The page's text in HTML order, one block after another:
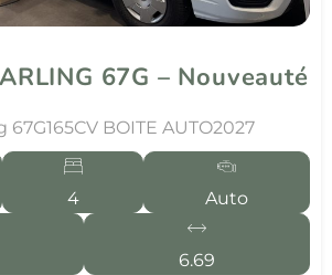
67G – Nouveauté
67G165CV BOITE AUTO2027
4 Auto
6.69